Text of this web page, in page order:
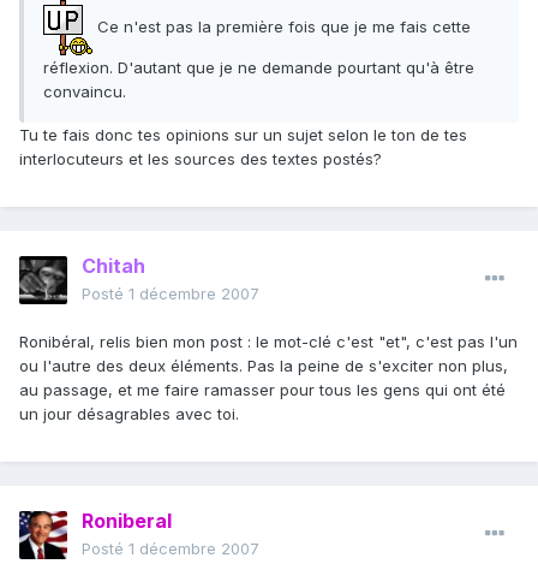
Ce n'est pas la première fois que je me fais cette
réflexion. D'autant que je ne demande pourtant qu'à être
convaincu.
Tu te fais donc tes opinions sur un sujet selon le ton de tes
interlocuteurs et les sources des textes postés?
Chitah
Posté 1 décembre 2007
Ronibéral, relis bien mon post : le mot-clé c'est "et", c'est pas l'un
ou l'autre des deux éléments. Pas la peine de s'exciter non plus,
au passage, et me faire ramasser pour tous les gens qui ont été
un jour désagrables avec toi.
Roniberal
Posté 1 décembre 2007